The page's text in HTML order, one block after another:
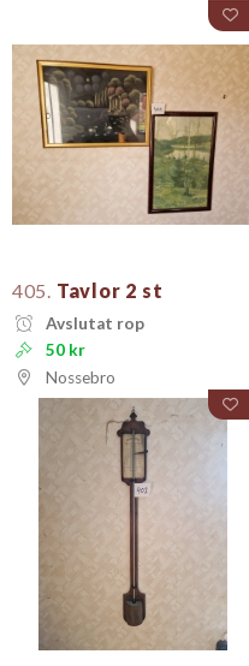
405. Tavlor 2 st
Avslutat rop
50 kr
Nossebro